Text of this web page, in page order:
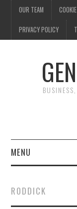
OUR TEAM
PRIVACY POLICY
MENU
FINANCE
RODDICK